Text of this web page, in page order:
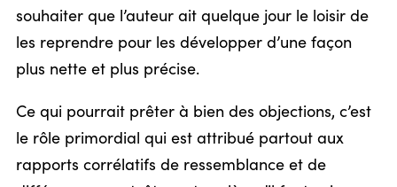
souhaiter que l’auteur ait quelque jour le loisir de
les reprendre pour les développer d’une façon
plus nette et plus précise.
Ce qui pourrait prêter à bien des objections, c’est
le rôle primordial qui est attribué partout aux
rapports corrélatifs de ressemblance et de